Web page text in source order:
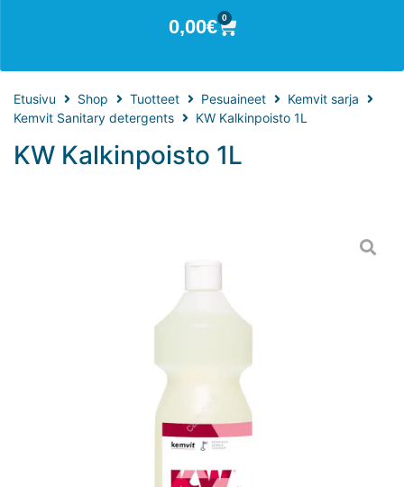
0,00€ 0
KW Kalkinpoisto 1L
Etusivu Shop Tuotteet Pesuaineet
Kemvit sarja
Kemvit Sanitary detergents
KW Kalkinpoisto 1L